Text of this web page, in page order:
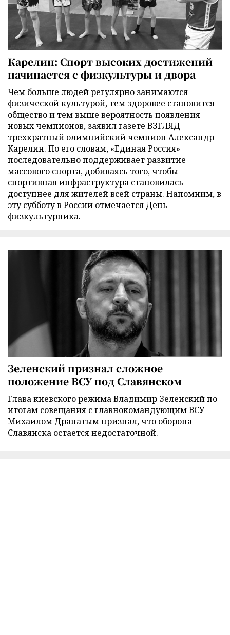
Карелин: Спорт высоких достижений
начинается с физкультуры и двора
Чем больше людей регулярно занимаются
физической культурой, тем здоровее становится
общество и тем выше вероятность появления
новых чемпионов, заявил газете ВЗГЛЯД
трехкратный олимпийский чемпион Александр
Карелин. По его словам, «Единая Россия»
последовательно поддерживает развитие
массового спорта, добиваясь того, чтобы
спортивная инфраструктура становилась
доступнее для жителей всей страны. Напомним, в
эту субботу в России отмечается День
физкультурника.
Зеленский признал сложное
положение ВСУ под Славянском
Глава киевского режима Владимир Зеленский по
итогам совещания с главнокомандующим ВСУ
Михаилом Драпатым признал, что оборона
Славянска остается недостаточной.